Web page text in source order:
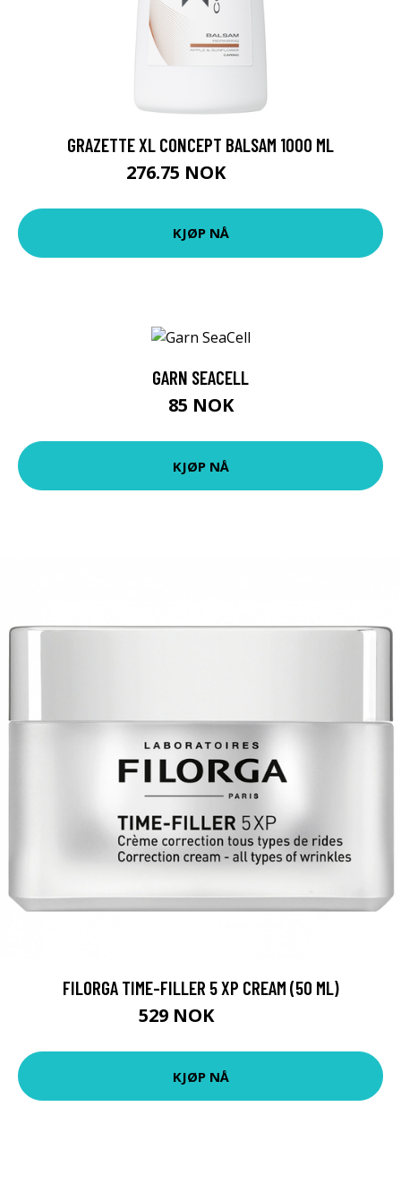
GRAZETTE XL CONCEPT BALSAM 1000 ML
276.75 NOK
KJØP NÅ
GARN SEACELL
85 NOK
KJØP NÅ
FILORGA TIME-FILLER 5 XP CREAM (50 ML)
529 NOK
KJØP NÅ